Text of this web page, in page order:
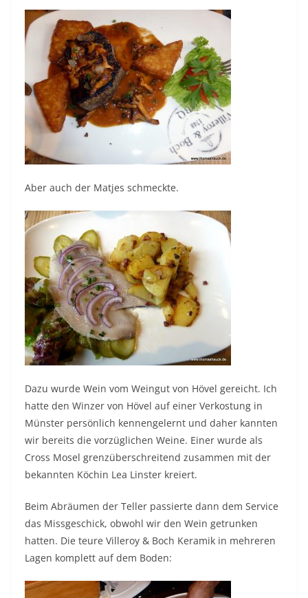
Aber auch der Matjes schmeckte.
Dazu wurde Wein vom Weingut von Hövel gereicht. Ich
hatte den Winzer von Hövel auf einer Verkostung in
Münster persönlich kennengelernt und daher kannten
wir bereits die vorzüglichen Weine. Einer wurde als
Cross Mosel grenzüberschreitend zusammen mit der
bekannten Köchin Lea Linster kreiert.
Beim Abräumen der Teller passierte dann dem Service
das Missgeschick, obwohl wir den Wein getrunken
hatten. Die teure Villeroy & Boch Keramik in mehreren
Lagen komplett auf dem Boden: